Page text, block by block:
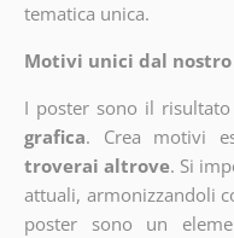
tematica unica.
Motivi unici dal
I poster sono il
grafica. Crea motivi
troverai altrove. Si
attuali, armonizzandoli
poster sono un